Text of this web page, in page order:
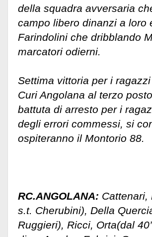
della squadra avversaria
campo libero dinanzi a loro
Farindolini che dribblando
marcatori odierni.
Settima vittoria per i
Curi Angolana al terzo
battuta di arresto per i
degli errori commessi, si
ospiteranno il Montorio 88.
RC.ANGOLANA: Cattenari,
s.t. Cherubini), Della
Ruggieri), Ricci, Orta(dal